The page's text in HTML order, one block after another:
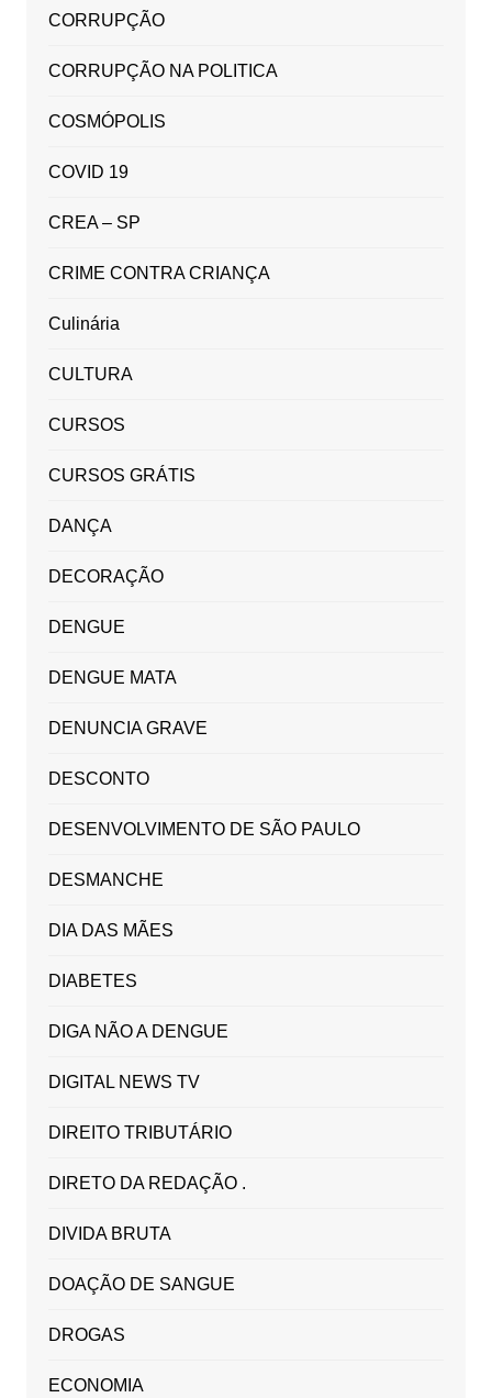
CORRUPÇÃO
CORRUPÇÃO NA POLITICA
COSMÓPOLIS
COVID 19
CREA – SP
CRIME CONTRA CRIANÇA
Culinária
CULTURA
CURSOS
CURSOS GRÁTIS
DANÇA
DECORAÇÃO
DENGUE
DENGUE MATA
DENUNCIA GRAVE
DESCONTO
DESENVOLVIMENTO DE SÃO PAULO
DESMANCHE
DIA DAS MÃES
DIABETES
DIGA NÃO A DENGUE
DIGITAL NEWS TV
DIREITO TRIBUTÁRIO
DIRETO DA REDAÇÃO .
DIVIDA BRUTA
DOAÇÃO DE SANGUE
DROGAS
ECONOMIA